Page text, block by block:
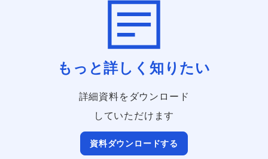
もっと詳しく知りたい
詳細資料をダウンロード
していただけます
資料ダウンロードする